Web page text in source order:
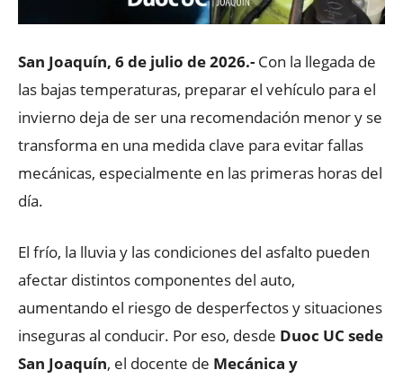
San Joaquín, 6 de julio de 2026.- Con la llegada de
las bajas temperaturas, preparar el vehículo para el
invierno deja de ser una recomendación menor y se
transforma en una medida clave para evitar fallas
mecánicas, especialmente en las primeras horas del
día.
El frío, la lluvia y las condiciones del asfalto pueden
afectar distintos componentes del auto,
aumentando el riesgo de desperfectos y situaciones
inseguras al conducir. Por eso, desde Duoc UC sede
San Joaquín, el docente de Mecánica y